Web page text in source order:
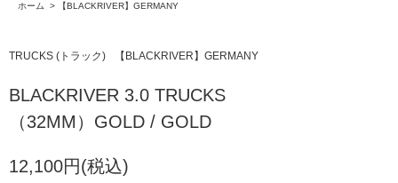
ホーム
> 【BLACKRIVER】GERMANY
TRUCKS (トラック) 【BLACKRIVER】GERMANY
BLACKRIVER 3.0 TRUCKS
（32MM）GOLD / GOLD
12,100円(税込)